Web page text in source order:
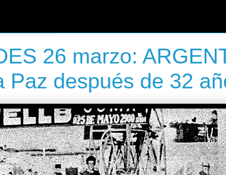
26 marzo:
Paz después de 32